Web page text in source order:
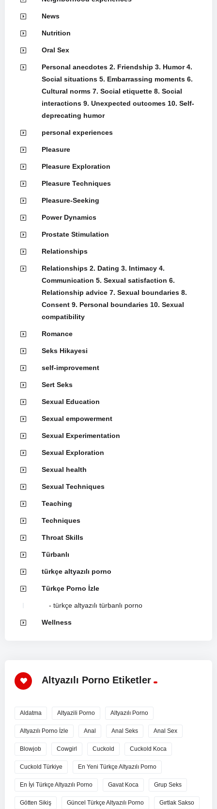
News
Nutrition
Oral Sex
Personal anecdotes 2. Friendship 3. Humor 4.
Social situations 5. Embarrassing moments 6.
Cultural norms 7. Social etiquette 8. Social
interactions 9. Unexpected outcomes 10. Self-
deprecating humor
personal experiences
Pleasure
Pleasure Exploration
Pleasure Techniques
Pleasure-Seeking
Power Dynamics
Prostate Stimulation
Relationships
Relationships 2. Dating 3. Intimacy 4.
Communication 5. Sexual satisfaction 6.
Relationship advice 7. Sexual boundaries 8.
Consent 9. Personal boundaries 10. Sexual
compatibility
Romance
Seks Hikayesi
self-improvement
Sert Seks
Sexual Education
Sexual empowerment
Sexual Experimentation
Sexual Exploration
Sexual health
Sexual Techniques
Teaching
Techniques
Throat Skills
Türbanlı
türkçe altyazılı porno
Türkçe Porno İzle
türkçe altyazılı türbanlı porno
Wellness
Altyazılı Porno Etiketler
Aldatma Altyazili Porno Altyazılı Porno
Altyazılı Porno İzle Anal Anal Seks Anal Sex
Blowjob Cowgirl Cuckold Cuckold Koca
Cuckold Türkiye En Yeni Türkçe Altyazılı Porno
En İyi Türkçe Altyazılı Porno Gavat Koca Grup Seks
Götten Sikiş Güncel Türkçe Altyazılı Porno Gırtlak Sakso